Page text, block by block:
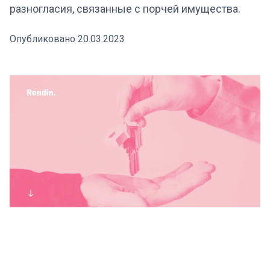
разногласия, связанные с порчей имущества.
Опубликовано 20.03.2023